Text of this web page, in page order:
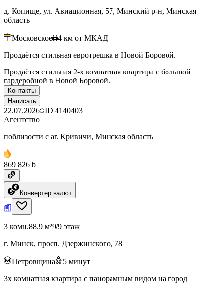
д. Копище, ул. Авиационная, 57, Минский р-н, Минская
область
Московское 4 км от МКАД
Продаётся стильная евротрешка в Новой Боровой.
Продаётся стильная 2-х комнатная квартира с большой
гардеробной в Новой Боровой.
Контакты
Написать
22.07.2026 ID 4140403
Агентство
поблизости с аг. Кривичи, Минская область
869 826 ƃ
Конвертер валют
3 комн.88.9 м²9/9 этаж
г. Минск, просп. Дзержинского, 78
Петровщина 5 минут
3х комнатная квартира с панорамным видом на город